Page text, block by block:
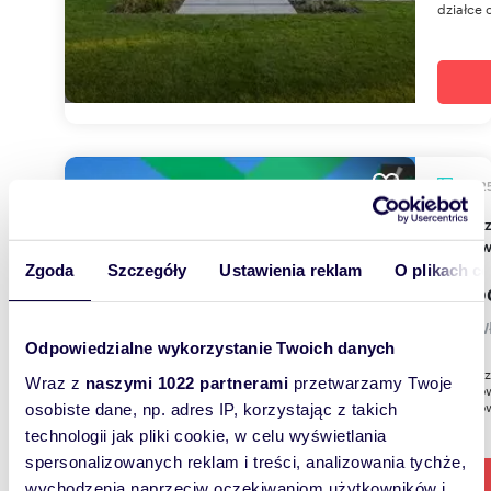
Zgoda Szczegóły Ustawienia reklam O plikach
Odpowiedzialne wykorzystanie Twoich danych
Wraz z naszymi 1022 partnerami przetwarzamy Twoje
osobiste dane, np. adres IP, korzystając z takich
technologii jak pliki cookie, w celu wyświetlania
spersonalizowanych reklam i treści, analizowania tychże,
działce
Na sprzedaż dom bliźniak 126 m² z ogrodem i
419
dom
Dom w